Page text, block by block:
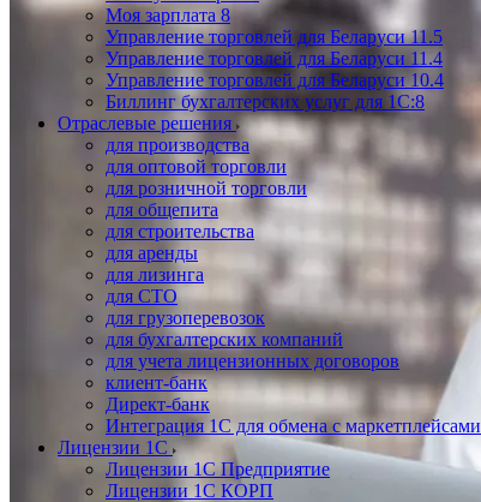
Моя зарплата 8
Управление торговлей для Беларуси 11.5
Управление торговлей для Беларуси 11.4
Управление торговлей для Беларуси 10.4
Биллинг бухгалтерских услуг для 1С:8
Отраслевые решения
для производства
для оптовой торговли
для розничной торговли
для общепита
для строительства
для аренды
для лизинга
для СТО
для грузоперевозок
для бухгалтерских компаний
для учета лицензионных договоров
клиент-банк
Директ-банк
Интеграция 1C для обмена с маркетплейсами
Лицензии 1С
Лицензии 1С Предприятие
Лицензии 1С КОРП